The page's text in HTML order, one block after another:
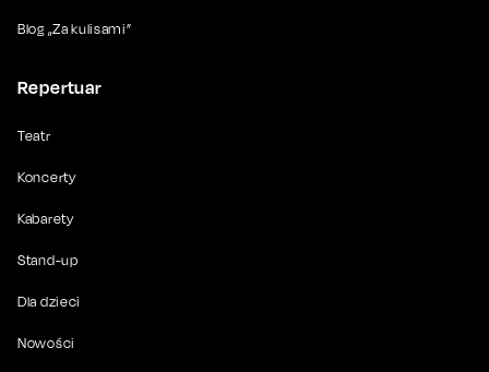
Blog „Za kulisami”
Repertuar
Teatr
Koncerty
Kabarety
Stand-up
Dla dzieci
Nowości